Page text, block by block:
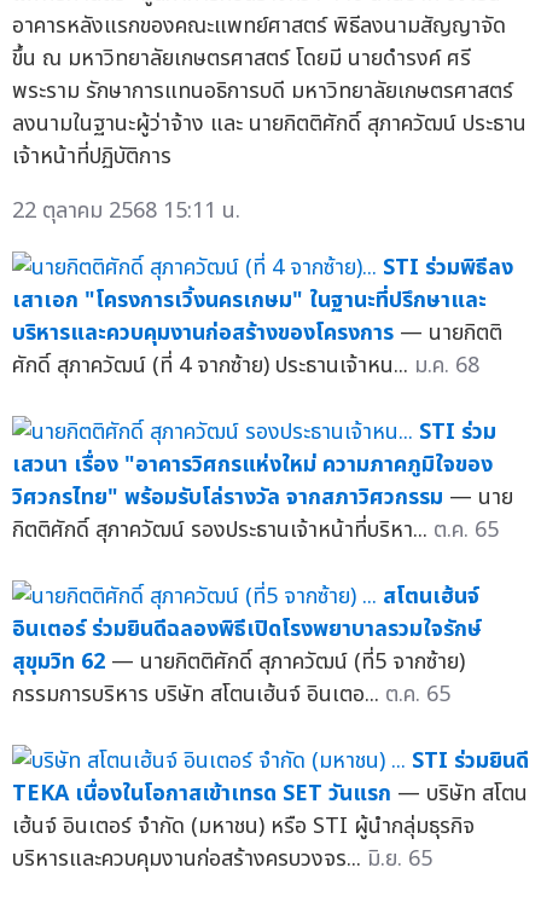
อาคารหลังแรกของคณะแพทย์ศาสตร์ พิธีลงนามสัญญาจัด
ขึ้น ณ มหาวิทยาลัยเกษตรศาสตร์ โดยมี นายดำรงค์ ศรี
พระราม รักษาการแทนอธิการบดี มหาวิทยาลัยเกษตรศาสตร์
ลงนามในฐานะผู้ว่าจ้าง และ นายกิตติศักดิ์ สุภาควัฒน์ ประธาน
เจ้าหน้าที่ปฏิบัติการ
22 ตุลาคม 2568 15:11 น.
STI ร่วมพิธีลง
เสาเอก "โครงการเวิ้งนครเกษม" ในฐานะที่ปรึกษาและ
บริหารและควบคุมงานก่อสร้างของโครงการ — นายกิตติ
ศักดิ์ สุภาควัฒน์ (ที่ 4 จากซ้าย) ประธานเจ้าหน... ม.ค. 68
STI ร่วม
เสวนา เรื่อง "อาคารวิศกรแห่งใหม่ ความภาคภูมิใจของ
วิศวกรไทย" พร้อมรับโล่รางวัล จากสภาวิศวกรรม — นาย
กิตติศักดิ์ สุภาควัฒน์ รองประธานเจ้าหน้าที่บริหา... ต.ค. 65
สโตนเฮ้นจ์
อินเตอร์ ร่วมยินดีฉลองพิธีเปิดโรงพยาบาลรวมใจรักษ์
สุขุมวิท 62 — นายกิตติศักดิ์ สุภาควัฒน์ (ที่5 จากซ้าย)
กรรมการบริหาร บริษัท สโตนเฮ้นจ์ อินเตอ... ต.ค. 65
STI ร่วมยินดี
TEKA เนื่องในโอกาสเข้าเทรด SET วันแรก — บริษัท สโตน
เฮ้นจ์ อินเตอร์ จำกัด (มหาชน) หรือ STI ผู้นำกลุ่มธุรกิจ
บริหารและควบคุมงานก่อสร้างครบวงจร... มิ.ย. 65